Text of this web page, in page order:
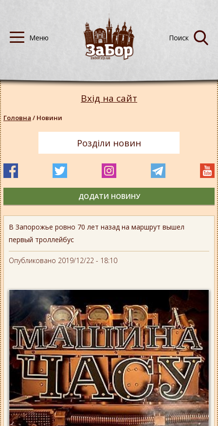
В Запорожье ровно 70 лет назад на маршрут вышел
первый троллейбус
Опубликовано 2019/12/22 - 18:10
Вхід на сайт
Головна / Новини
Розділи новин
ДОДАТИ НОВИНУ